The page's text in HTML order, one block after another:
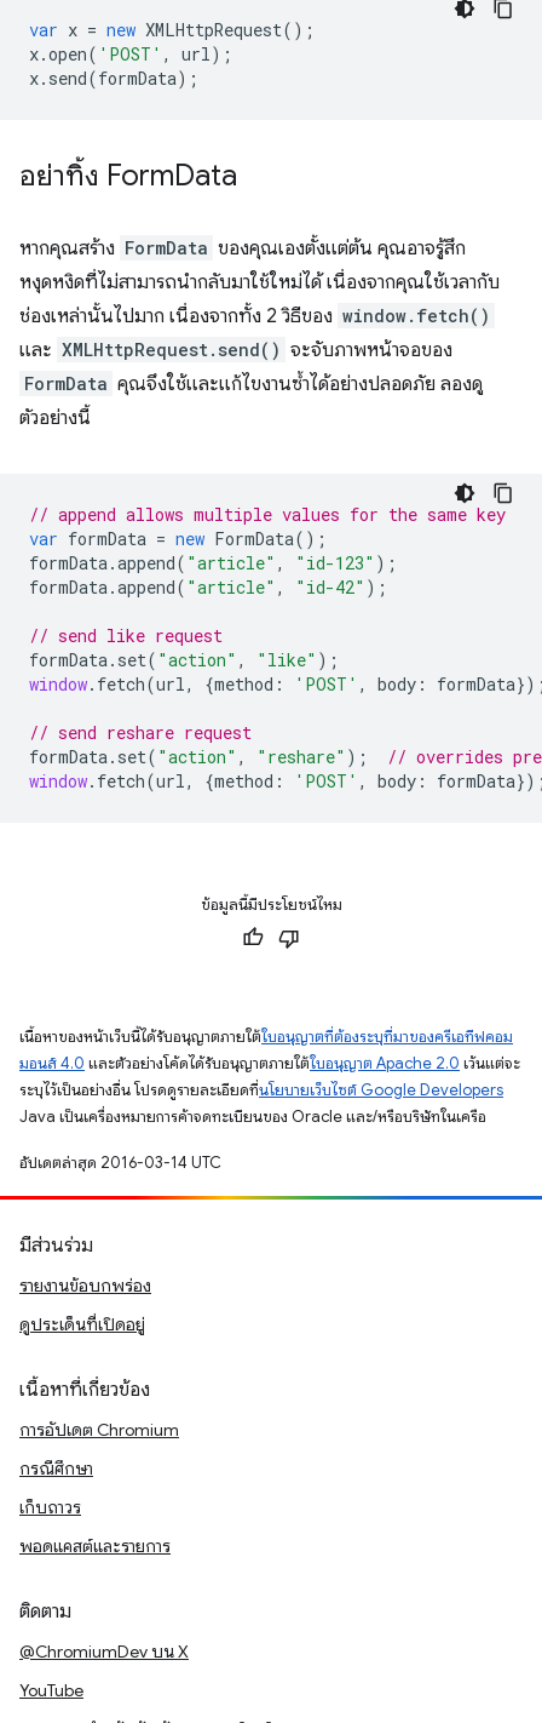
var x = new XMLHttpRequest();
x.open( 'POST' , url);
x. send(formData);
อย่าทิ้ง FormData
หากคุณสร้าง FormData ของคุณเองตั้งแต่ต้น คุณอาจรู้สึก
หงุดหงิดที่ไม่สามารถนํากลับมาใช้ใหม่ได้ เนื่องจากคุณใช้เวลากับ
ช่องเหล่านั้นไปมาก เนื่องจากทั้ง 2 วิธีของ window.fetch()
และ XMLHttpRequest.send() จะจับภาพหน้าจอของ
FormData คุณจึงใช้และแก้ไขงานซ้ำได้อย่างปลอดภัย ลองดู
ตัวอย่างนี้
// append allows multiple values for the same key
var formData = new FormData();
formData.append( "article" , "id-123" );
formData.append( "article" , "id-42" );
// send like request
formData. set( "action" , "like" );
window. fetch(url, {method : 'POST' , body : formData
// send reshare request
formData. set( "action" , "reshare" );
// overrides
window. fetch(url, {method : 'POST' , body : formData
ข้อมูลนี้มีประโยชน์ไหม
เนื้อหาของหน้าเว็บนี้ได้รับอนุญาตภายใต้ใบอนุญาตที่ต้องระบุที่มาของครีเอทีฟคอม
มอนส์ 4.0 และตัวอย่างโค้ดได้รับอนุญาตภายใต้ใบอนุญาต Apache 2.0 เว้นแต่จะ
ระบุไว้เป็นอย่างอื่น โปรดดูรายละเอียดที่นโยบายเว็บไซต์ Google Developers
Java เป็นเครื่องหมายการค้าจดทะเบียนของ Oracle และ/หรือบริษัทในเครือ
อัปเดตล่าสุด 2016-03-14 UTC
มีส่วนร่วม
รายงานข้อบกพร่อง
ดูประเด็นที่เปิดอยู่
เนื้อหาที่เกี่ยวข้อง
การอัปเดต Chromium
กรณีศึกษา
เก็บถาวร
พอดแคสต์และรายการ
ติดตาม
@ChromiumDev บน X
YouTube